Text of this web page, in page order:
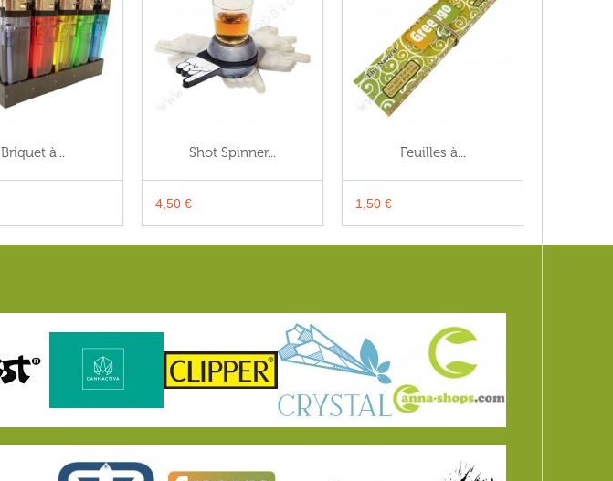
Briquet à... Shot Spinner...
4,50 €
Feuilles à...
1,50 €